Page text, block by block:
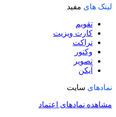
لینک های مفید
تقویم
کارت ویزیت
تراکت
وکتور
تصویر
آیکن
نمادهای سایت
مشاهده نمادهای اعتماد